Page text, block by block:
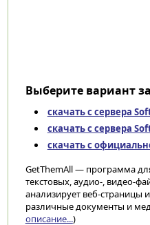
Выберите вариант
скачать с сервера
скачать с сервера
скачать с
GetThemAll — программа
текстовых, аудио-, видео-
анализирует веб-страницы
различные документы и
описание...)